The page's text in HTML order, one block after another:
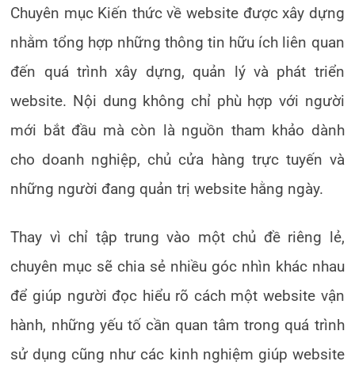
Chuyên mục Kiến thức về website được xây dựng
nhằm tổng hợp những thông tin hữu ích liên quan
đến quá trình xây dựng, quản lý và phát triển
website. Nội dung không chỉ phù hợp với người
mới bắt đầu mà còn là nguồn tham khảo dành
cho doanh nghiệp, chủ cửa hàng trực tuyến và
những người đang quản trị website hằng ngày.
Thay vì chỉ tập trung vào một chủ đề riêng lẻ,
chuyên mục sẽ chia sẻ nhiều góc nhìn khác nhau
để giúp người đọc hiểu rõ cách một website vận
hành, những yếu tố cần quan tâm trong quá trình
sử dụng cũng như các kinh nghiệm giúp website